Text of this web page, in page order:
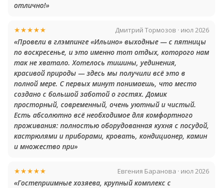
отлично!»
★★★★★ Дмитрий Тормозов · июл 2026
«Провели в глэмпинге «Ильино» выходные — с пятницы
по воскресенье, и это именно тот отдых, которого нам
так не хватало. Хотелось тишины, уединения,
красивой природы — здесь мы получили всё это в
полной мере. С первых минут понимаешь, что место
создано с большой заботой о гостях. Домик
просторный, современный, очень уютный и чистый.
Есть абсолютно всё необходимое для комфортного
проживания: полностью оборудованная кухня с посудой,
кастрюлями и приборами, кровать, кондиционер, камин
и множество при»
★★★★★ Евгения Баранова · июл 2026
«Гостеприимные хозяева, крупный комплекс с